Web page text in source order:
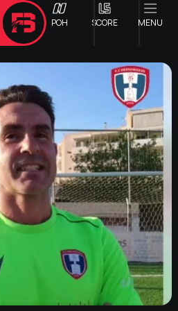
ΡΟΗ SCORE MENU